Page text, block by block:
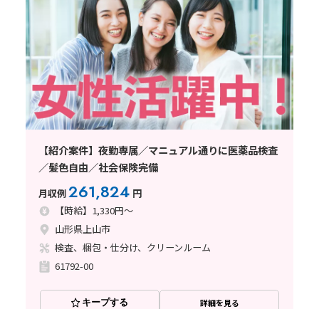
【紹介案件】夜勤専属／マニュアル通りに医薬品検査
／髪色自由／社会保険完備
月収例261,824 円
【時給】1,330円～
山形県上山市
検査、梱包・仕分け、クリーンルーム
61792-00
キープする 詳細を見る